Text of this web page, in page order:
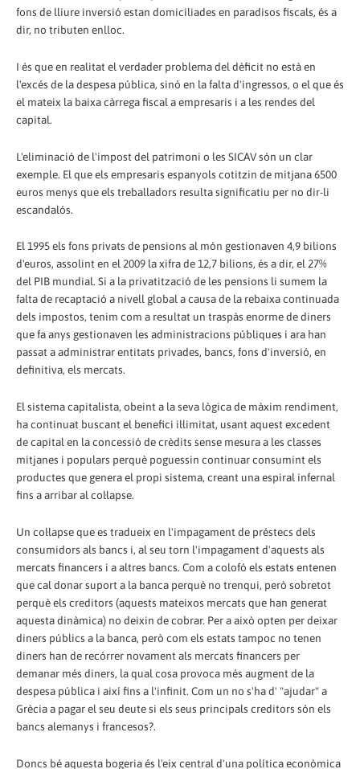
fons de lliure inversió estan domiciliades en paradisos fiscals, és a
dir, no tributen enlloc.
I és que en realitat el verdader problema del dèficit no està en
l'excés de la despesa pública, sinó en la falta d'ingressos, o el que és
el mateix la baixa càrrega fiscal a empresaris i a les rendes del
capital.
L'eliminació de l'impost del patrimoni o les SICAV són un clar
exemple. El que els empresaris espanyols cotitzin de mitjana 6500
euros menys que els treballadors resulta significatiu per no dir-li
escandalós.
El 1995 els fons privats de pensions al món gestionaven 4,9 bilions
d'euros, assolint en el 2009 la xifra de 12,7 bilions, és a dir, el 27%
del PIB mundial. Si a la privatització de les pensions li sumem la
falta de recaptació a nivell global a causa de la rebaixa continuada
dels impostos, tenim com a resultat un traspàs enorme de diners
que fa anys gestionaven les administracions públiques i ara han
passat a administrar entitats privades, bancs, fons d'inversió, en
definitiva, els mercats.
El sistema capitalista, obeint a la seva lògica de màxim rendiment,
ha continuat buscant el benefici il·limitat, usant aquest excedent
de capital en la concessió de crèdits sense mesura a les classes
mitjanes i populars perquè poguessin continuar consumint els
productes que genera el propi sistema, creant una espiral infernal
fins a arribar al col·lapse.
Un col·lapse que es tradueix en l'impagament de préstecs dels
consumidors als bancs i, al seu torn l'impagament d'aquests als
mercats financers i a altres bancs. Com a colofó els estats entenen
que cal donar suport a la banca perquè no trenqui, però sobretot
perquè els creditors (aquests mateixos mercats que han generat
aquesta dinàmica) no deixin de cobrar. Per a això opten per deixar
diners públics a la banca, però com els estats tampoc no tenen
diners han de recórrer novament als mercats financers per
demanar més diners, la qual cosa provoca més augment de la
despesa pública i així fins a l'infinit. Com un no s'ha d' "ajudar" a
Grècia a pagar el seu deute si els seus principals creditors són els
bancs alemanys i francesos?.
Doncs bé aquesta bogeria és l'eix central d'una política econòmica